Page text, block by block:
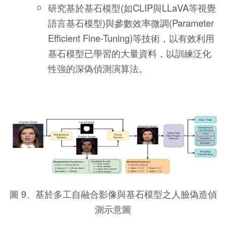
研究基於基石模型(如CLIP與LLaVA等視覺
語言基石模型)與參數效率微調(Parameter
Efficient Fine-Tuning)等技術，以有效利用
基石模型已學習的大量資料，以訓練泛化
性強的深偽偵測演算法。
圖 9、基於多工自融合影像與基石模型之人臉偽造偵
測示意圖